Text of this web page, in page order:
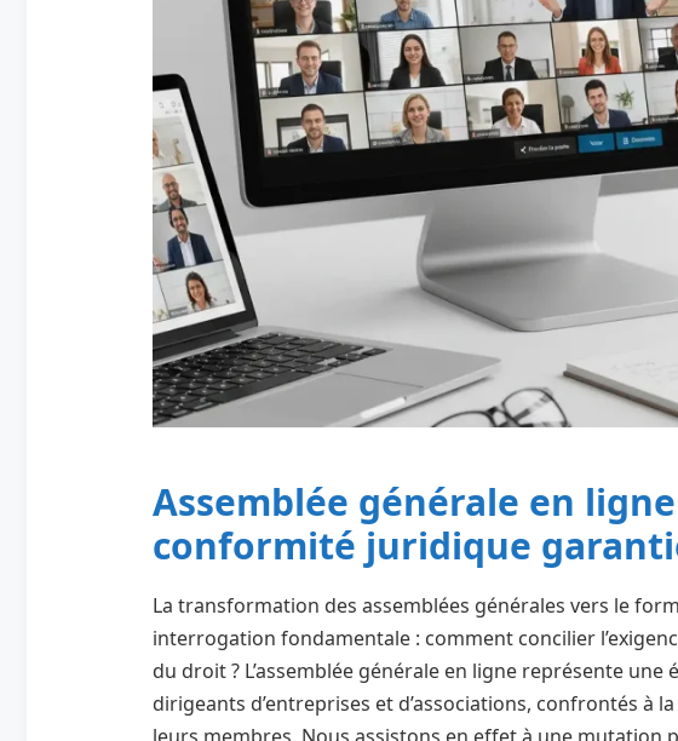
Assemblée générale en
conformité juridique
La transformation des assemblées générales vers le
interrogation fondamentale : comment concilier
du droit ? L’assemblée générale en ligne représente
dirigeants d’entreprises et d’associations, confrontés à